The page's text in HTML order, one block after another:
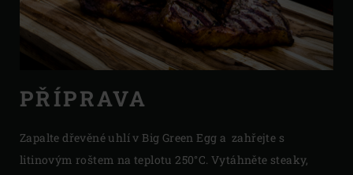
PŘÍPRAVA
Zapalte dřevěné uhlí v Big Green Egg a zahřejte s
litinovým roštem na teplotu 250°C. Vytáhněte steaky,